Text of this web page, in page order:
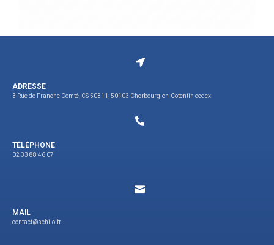
ADRESSE
3 Rue de Franche Comté, CS 50311, 50103 Cherbourg-en-Cotentin cedex
TÉLÉPHONE
02 33 88 46 07
MAIL
contact@schilo.fr